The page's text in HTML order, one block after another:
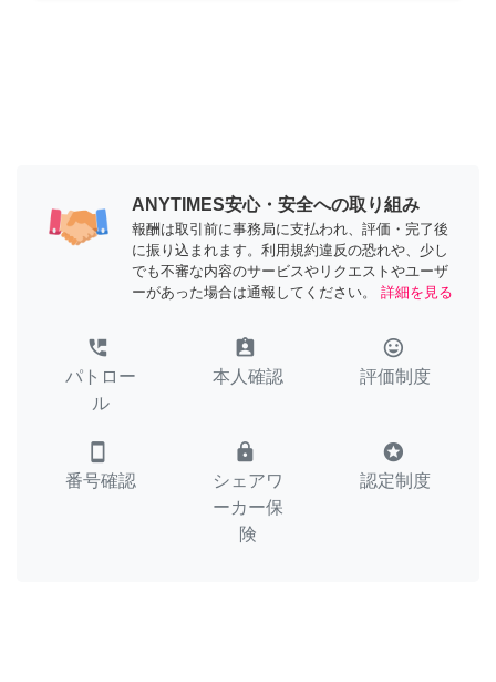
ANYTIMES安心・安全への取り組み
報酬は取引前に事務局に支払われ、評価・完了後
に振り込まれます。利用規約違反の恐れや、少し
でも不審な内容のサービスやリクエストやユーザ
ーがあった場合は通報してください。
詳細を見る
perm_phone_msg
パトロー
ル
assignment_ind
本人確認
tag_faces
評価制度
smartphone
番号確認
lock
シェアワ
ーカー保
険
stars
認定制度